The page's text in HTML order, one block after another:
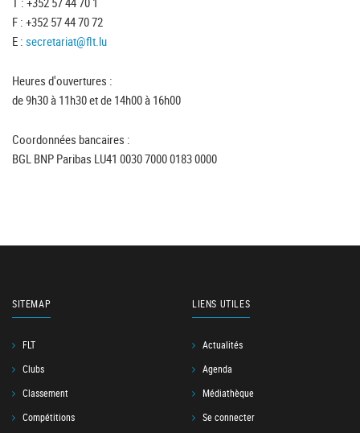
F : +352 57 44 70 72
E : secretariat@flt.lu
Heures d'ouvertures :
de 9h30 à 11h30 et de 14h00 à 16h00
Coordonnées bancaires :
BGL BNP Paribas LU41 0030 7000 0183 0000
SITEMAP
FLT
Clubs
Classement
Compétitions
LIENS UTILES
Actualités
Agenda
Médiathèque
Se connecter